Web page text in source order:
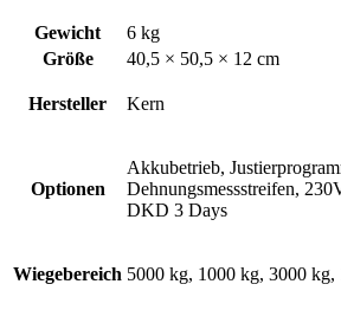
Gewicht
6 kg
Größe
40,5 × 50,5 × 12 cm
Hersteller Kern
Optionen
Akkubetrieb,
Dehnungsmessstreifen,
DKD 3 Days
Wiegebereich 5000 kg, 1000 kg, 3000 kg,